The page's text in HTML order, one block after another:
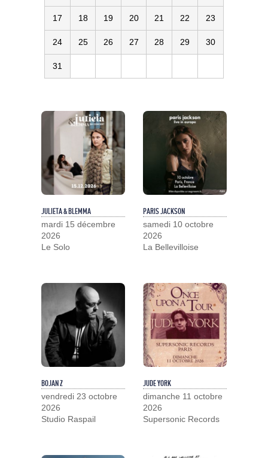
17 18 19 20 21 22 23
24 25 26 27 28 29 30
31
JULIETA & BLEMMA
mardi 15 décembre
2026
Le Solo
PARIS JACKSON
samedi 10 octobre
2026
La Bellevilloise
BOJAN Z
vendredi 23 octobre
2026
Studio Raspail
JUDE YORK
dimanche 11 octobre
2026
Supersonic Records